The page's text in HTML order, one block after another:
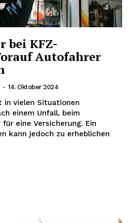
bei KFZ-
Autofahrer
- 14. Oktober 2024
in vielen Situationen
einem Unfall, beim
eine Versicherung. Ein
kann jedoch zu erheblichen